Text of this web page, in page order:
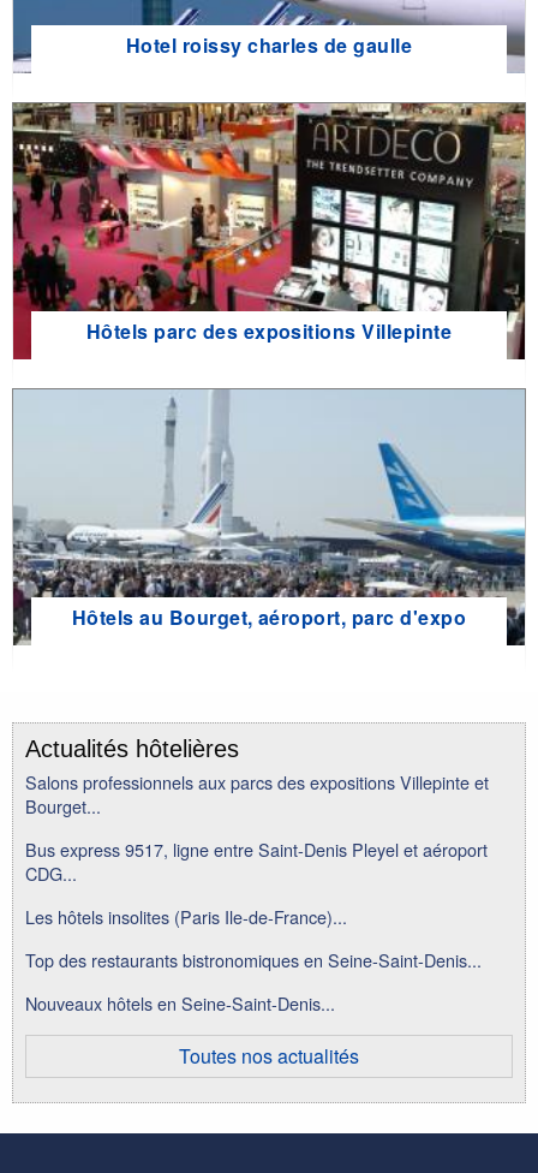
Hotel roissy charles de gaulle
Hôtels parc des expositions Villepinte
Hôtels au Bourget, aéroport, parc d'expo
Actualités hôtelières
Salons professionnels aux parcs des expositions Villepinte et
Bourget...
Bus express 9517, ligne entre Saint-Denis Pleyel et aéroport
CDG...
Les hôtels insolites (Paris Ile-de-France)...
Top des restaurants bistronomiques en Seine-Saint-Denis...
Nouveaux hôtels en Seine-Saint-Denis...
Toutes nos actualités